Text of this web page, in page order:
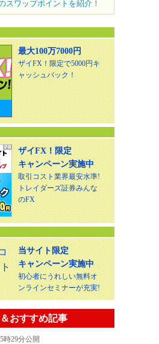
スワップポイントを紹介！
最大100万7000円
ザイFX！限定で5000円キ
ャッシュバック！
ザイFX！限定
キャンペーン実施中
取引コスト業界最安水準!
トレイダーズ証券みんな
のFX
当サイト限定
キャンペーン実施中
初心者にうれしい無料オ
ンラインセミナーが充実!
おすすめ記事
時29分公開